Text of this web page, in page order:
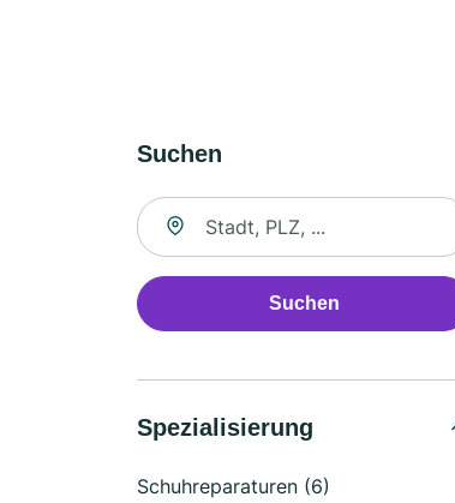
Suchen
Suche nach Ort
Suchen
Spezialisierung
Schuhreparaturen (6)